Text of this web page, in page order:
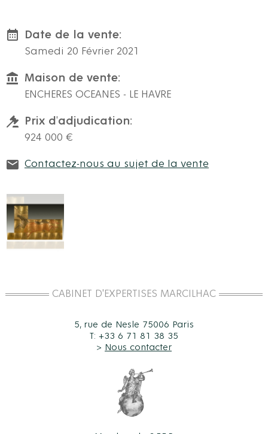
Date de la vente:
Samedi 20 Février 2021
Maison de vente:
ENCHERES OCEANES - LE HAVRE
Prix d'adjudication:
924 000 €
Contactez-nous au sujet de la vente
CABINET D'EXPERTISES MARCILHAC
5, rue de Nesle 75006 Paris
T: +33 6 71 81 38 35
> Nous contacter